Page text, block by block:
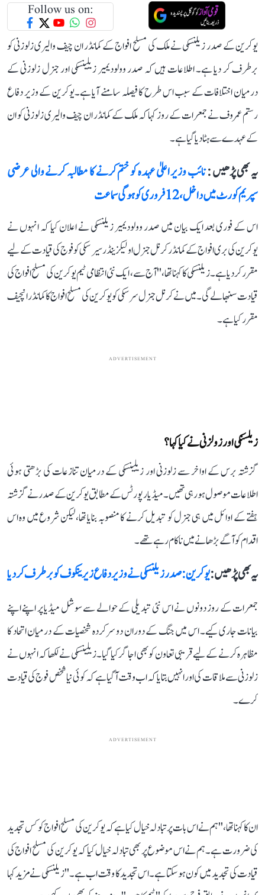
Follow us on:
یوکرین کے صدر زیلنسکی نے ملک کی مسلح افواج کے کمانڈر ان چیف والیری زلوزنی کو
برطرف کر دیا ہے۔ اطلاعات ہیں کہ صدر وولودیمیر زیلینسکی اور جنرل زلوزنی کے
درمیان اختلافات کے سبب اس طرح کا فیصلہ سامنے آیا ہے۔یوکرین کے وزیر دفاع
رستم عمروف نے جمعرات کے روز کہا کہ ملک کے کمانڈر ان چیف والیری زلوزنی کو ان
کے عہدے سے ہٹا دیا گیا ہے۔
یہ بھی پڑھیں :نائب وزیر اعلیٰ عہدہ کو ختم کرنے کا مطالبہ کرنے والی عرضی
سپریم کورٹ میں داخل، 12 فروری کو ہوگی سماعت
اس کے فوری بعد ایک بیان میں صدر وولودیمیر زیلنسکی نے اعلان کیا کہ انہوں نے
یوکرین کی بری افواج کے کمانڈر کرنل جنرل اولیکزینڈر سیرسکی کو فوج کی قیادت کے لیے
مقرر کر دیا ہے۔ زیلنسکی کا کہنا تھا، ''آج سے، ایک نئی انتظامی ٹیم یوکرین کی مسلح افواج کی
قیادت سنبھالے گی۔ میں نے کرنل جنرل سرسکی کو یوکرین کی مسلح افواج کا کمانڈر انچیف
مقرر کیا ہے۔
ADVERTISEMENT
زیلسنکی اور زولزنی نے کیا کہا؟
گزشتہ برس کے اواخر سے زلوزنی اور زیلینسکی کے درمیان تنازعات کی بڑھتی ہوئی
اطلاعات موصول ہو رہی تھیں۔ میڈیا رپورٹس کے مطابق یوکرین کے صدر نے گزشتہ
ہفتے کے اوائل میں ہی جنرل کو تبدیل کرنے کا منصوبہ بنایا تھا، لیکن شروع میں وہ اس
اقدام کو آگے بڑھانے میں ناکام رہے تھے۔
یہ بھی پڑھیں :یوکرین: صدر زیلنسکی نے وزیر دفاع زیرینکوف کو برطرف کر دیا
جمعرات کے روز دونوں نے اس نئی تبدیلی کے حوالے سے سوشل میڈیا پر اپنے اپنے
بیانات جاری کیے۔ اس میں جنگ کے دوران دو سرکردہ شخصیات کے درمیان اتحاد کا
مظاہرہ کرنے کے لیے قریبی تعاون کو بھی اجاگر کیا گیا۔ زیلینسکی نے لکھا کہ انہوں نے
زلوزنی سے ملاقات کی اور انہیں بتایا کہ اب وقت آگیا ہے کہ کوئی نیا شخص فوج کی قیادت
کرے۔
ADVERTISEMENT
ان کا کہنا تھا، ''ہم نے اس بات پر تبادلہ خیال کیا ہے کہ یوکرین کی مسلح افواج کو کس تجدید
کی ضرورت ہے۔ ہم نے اس موضوع پر بھی تبادلہ خیال کیا کہ یوکرین کی مسلح افواج کی
قیادت کی تجدید میں کون ہو سکتا ہے۔ اس تجدید کا وقت اب ہے۔'' زیلنسکی نے مزید کہا